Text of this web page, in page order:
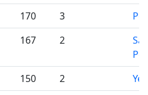
170 3
167 2
150 2